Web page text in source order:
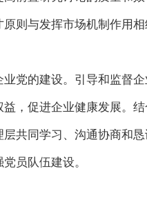
则与发挥市场机制作用
业党的建设。引导和监督
，促进企业健康发展。
共同学习、沟通协商和
员队伍建设。